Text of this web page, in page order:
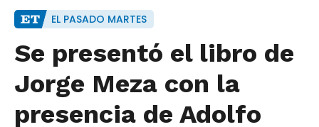
EL PASADO MARTES
Se presentó el libro de
Jorge Meza con la
presencia de Adolfo